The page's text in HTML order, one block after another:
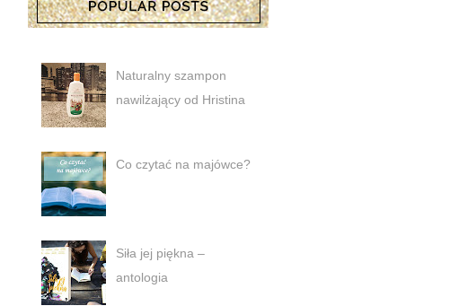
Naturalny szampon
nawilżający od Hristina
Co czytać na majówce?
Siła jej piękna –
antologia